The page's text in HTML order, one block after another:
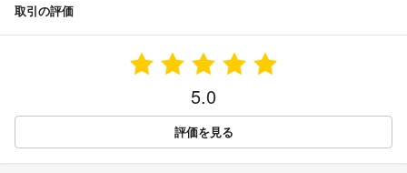
取引の評価
5.0
評価を見る